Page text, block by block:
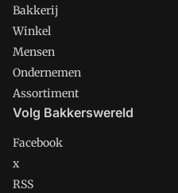
Bakkerij
Winkel
Mensen
Ondernemen
Assortiment
Volg Bakkerswereld
Facebook
x
RSS